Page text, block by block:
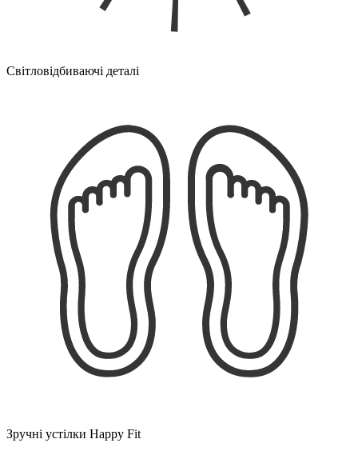
Світловідбиваючі деталі
Зручні устілки Happy Fit